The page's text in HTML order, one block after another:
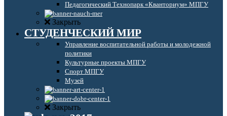
Педагогический Технопарк «Кванториум» МПГУ
Закрыть
СТУДЕНЧЕСКИЙ МИР
Управление воспитательной работы и молодежной
политики
Культурные проекты МПГУ
Спорт МПГУ
Музей
Закрыть